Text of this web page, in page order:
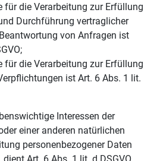
für die Verarbeitung zur Erfüllung
Durchführung vertraglicher
von Anfragen ist
für die Verarbeitung zur Erfüllung
ist Art. 6 Abs. 1 lit.
Interessen der
einer anderen natürlichen
personenbezogener Daten